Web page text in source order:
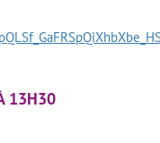
13H30